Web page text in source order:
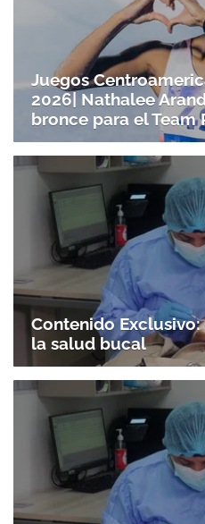
Juegos
2026| Nathalee
bronce para el Team
Contenido
la salud bucal